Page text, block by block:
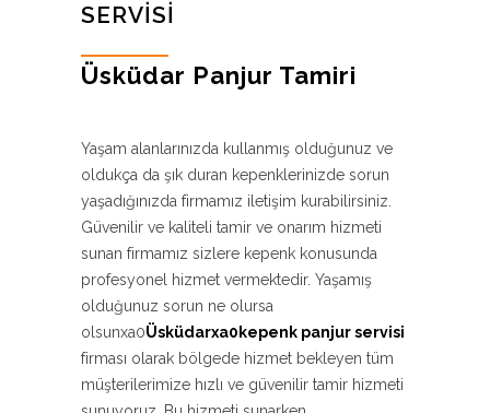
SERVISI
Üsküdar Panjur Tamiri
Yaşam alanlarınızda kullanmış olduğunuz ve
oldukça da şık duran kepenklerinizde sorun
yaşadığınızda firmamız iletişim kurabilirsiniz.
Güvenilir ve kaliteli tamir ve onarım hizmeti
sunan firmamız sizlere kepenk konusunda
profesyonel hizmet vermektedir. Yaşamış
olduğunuz sorun ne olursa
olsunxa0Üsküdarxa0kepenk panjur servisi
firması olarak bölgede hizmet bekleyen tüm
müşterilerimize hızlı ve güvenilir tamir hizmeti